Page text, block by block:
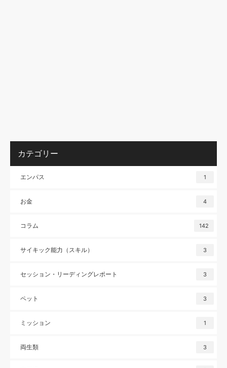
カテゴリー
エンパス 1
お金 4
コラム 142
サイキック能力（スキル） 3
セッション・リーディングレポート 3
ペット 3
ミッション 1
両生類 3